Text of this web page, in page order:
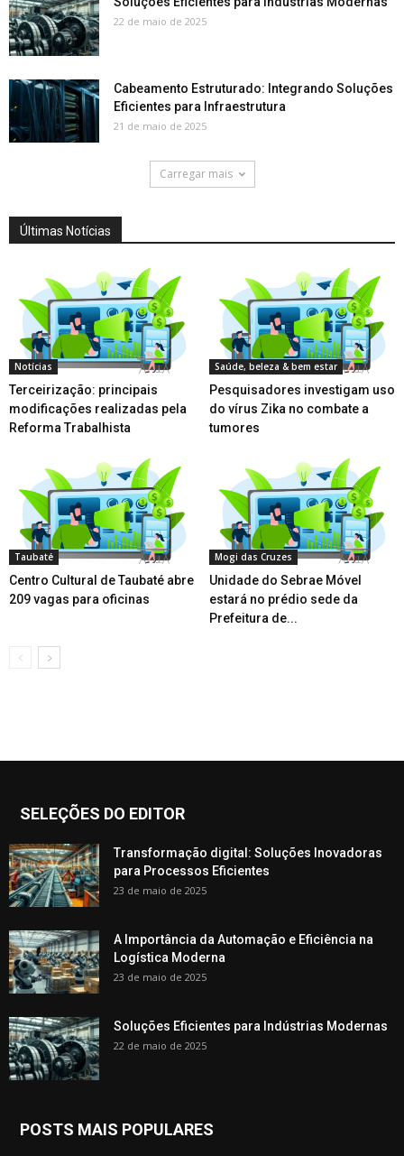
22 de maio de 2025
Cabeamento Estruturado: Integrando Soluções
Eficientes para Infraestrutura
21 de maio de 2025
Carregar mais
Últimas Notícias
Notícias
Terceirização: principais
modificações realizadas pela
Reforma Trabalhista
Saúde, beleza & bem estar
Pesquisadores investigam uso
do vírus Zika no combate a
tumores
Taubaté
Centro Cultural de Taubaté abre
209 vagas para oficinas
Mogi das Cruzes
Unidade do Sebrae Móvel
estará no prédio sede da
Prefeitura de...
SELEÇÕES DO EDITOR
Transformação digital: Soluções Inovadoras
para Processos Eficientes
23 de maio de 2025
A Importância da Automação e Eficiência na
Logística Moderna
23 de maio de 2025
Soluções Eficientes para Indústrias Modernas
22 de maio de 2025
POSTS MAIS POPULARES